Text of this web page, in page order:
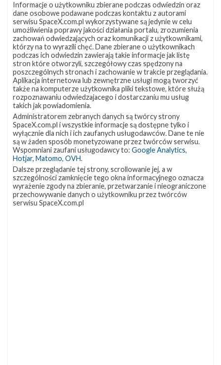
Z NASZEGO TWITTERA
Śledź nas na Twitterze
OSTATNIO POPULARNE
NAJPOPULARNIEJSZE TEMATY
Falcon 9 1047 Starlink 562 SLC-40 522
OCISLY 337 LC-39A 292 SLC-4E 284
NASA Lądowanie JRTI 214
ASOG Dragon 2 145 Osłony ładunku
Starship 107 Landing Zone 1
Informacje o użytkowniku zbierane podczas odwiedzin oraz
dane osobowe podawane podczas kontaktu z autorami
serwisu SpaceX.com.pl wykorzystywane są jedynie w celu
umożliwienia poprawy jakości działania portalu, zrozumienia
zachowań odwiedzających oraz komunikacji z użytkownikami,
którzy na to wyrazili chęć. Dane zbierane o użytkownikach
podczas ich odwiedzin zawierają takie informacje jak listę
stron które otworzyli, szczegółowy czas spędzony na
poszczególnych stronach i zachowanie w trakcie przeglądania.
Aplikacja internetowa lub zewnętrzne usługi mogą tworzyć
także na komputerze użytkownika pliki tekstowe, które służą
rozpoznawaniu odwiedzajacego i dostarczaniu mu usług
takich jak powiadomienia.
Administratorem zebranych danych są twórcy strony
SpaceX.com.pl i wszystkie informacje są dostępne tylko i
wyłącznie dla nich i ich zaufanych usługodawców. Dane te nie
są w żaden sposób monetyzowane przez twórców serwisu.
Wspomniani zaufani usługodawcy to: Google Analytics,
Hotjar, Matomo, OVH.
Dalsze przeglądanie tej strony, scrollowanie jej, a w
szczególności zamknięcie tego okna informacyjnego oznacza
wyrażenie zgody na zbieranie, przetwarzanie i nieograniczone
przechowywanie danych o użytkowniku przez twórców
serwisu SpaceX.com.pl